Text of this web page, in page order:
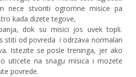
nece stvoriti ogromne misice pa
kada dizete tegove,
dok su misici jos uvek topli.
stiti od povreda i odrzava normalan
Istezite se posle treninga, jer ako
uticete na snagu misica i mozete
povrede.